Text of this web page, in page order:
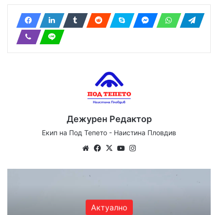
Дежурен Редактор
Екип на Под Тепето - Наистина Пловдив
WebsiteFacebook
X YouTube
Актуално